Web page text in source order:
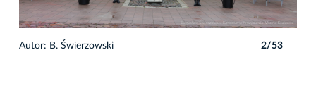
Autor: B. Świerzowski 2/53